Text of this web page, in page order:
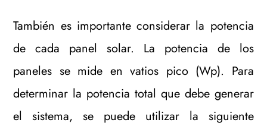
También es importante considerar la potencia
de cada panel solar. La potencia de los
paneles se mide en vatios pico (Wp). Para
determinar la potencia total que debe generar
el sistema, se puede utilizar la siguiente